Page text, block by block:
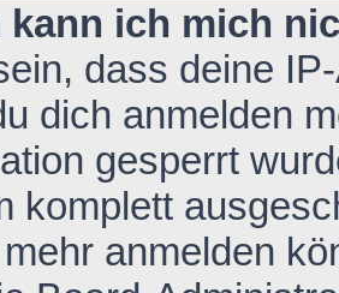
kann ich mich
dass deine
dich anmelden
gesperrt
komplett
anmelden